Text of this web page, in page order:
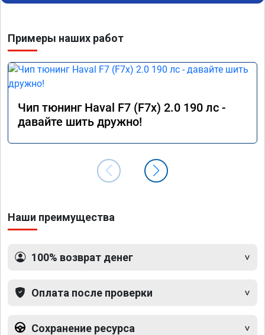
Примеры наших работ
Чип тюнинг Haval F7 (F7x) 2.0 190 лс -
давайте шить дружно!
Наши преимущества
100% возврат денег
Оплата после проверки
Сохранение ресурса